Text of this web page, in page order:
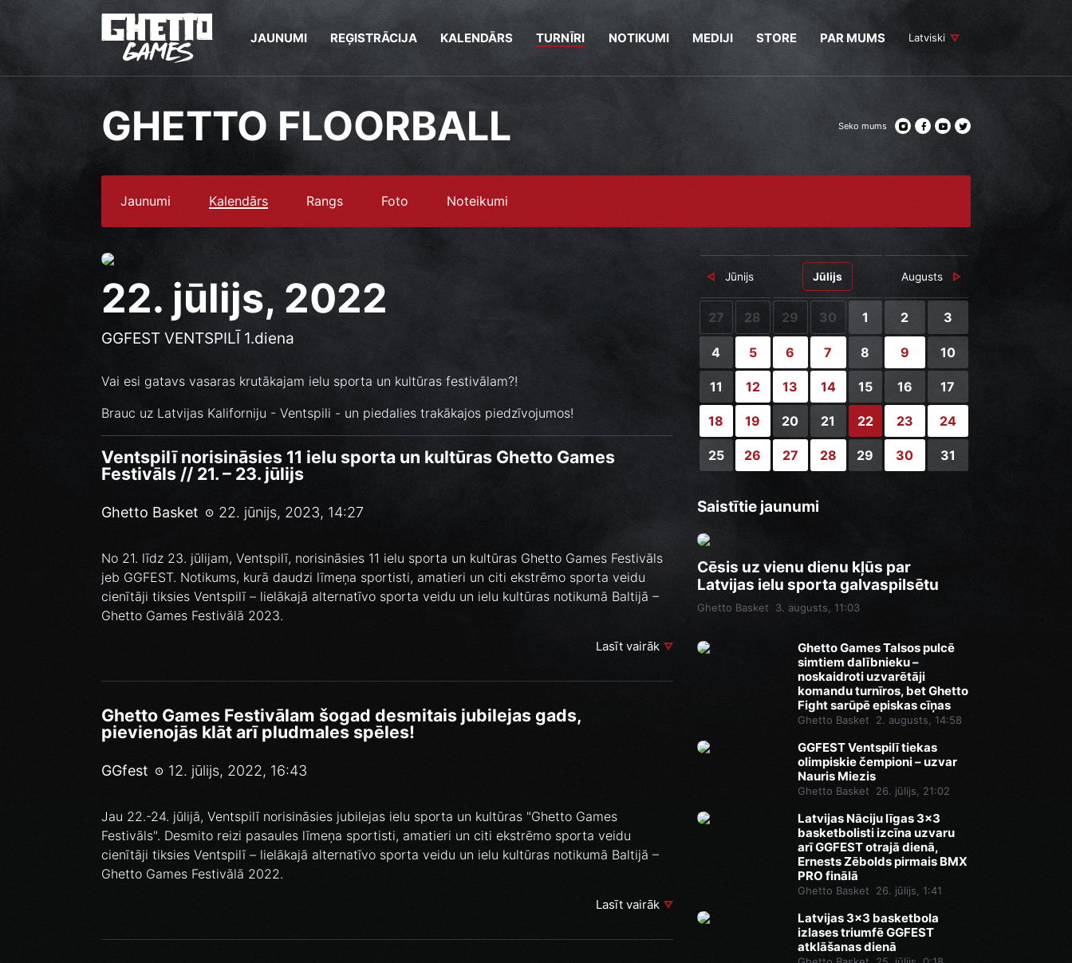
JAUNUMI REĢISTRĀCIJA KALENDĀRS TURNĪRI NOTIKUMI MEDIJI STORE PAR MUMS Latviski
GHETTO FLOORBALL Seko mums
Jaunumi Kalendārs Rangs Foto Noteikumi
22. jūlijs, 2022
GGFEST VENTSPILĪ 1.diena
Vai esi gatavs vasaras krutākajam ielu sporta un kultūras festivālam?!
Brauc uz Latvijas Kaliforniju - Ventspili - un piedalies trakākajos piedzīvojumos!
Ventspilī norisināsies 11 ielu sporta un kultūras Ghetto Games
Festivāls // 21. – 23. jūlijs
Ghetto Basket 22. jūnijs, 2023, 14:27
No 21. līdz 23. jūlijam, Ventspilī, norisināsies 11 ielu sporta un kultūras Ghetto Games Festivāls
jeb GGFEST. Notikums, kurā daudzi līmeņa sportisti, amatieri un citi ekstrēmo sporta veidu
cienītāji tiksies Ventspilī – lielākajā alternatīvo sporta veidu un ielu kultūras notikumā Baltijā –
Ghetto Games Festivālā 2023.
Lasīt vairāk
Ghetto Games Festivālam šogad desmitais jubilejas gads,
pievienojās klāt arī pludmales spēles!
GGfest 12. jūlijs, 2022, 16:43
Jau 22.-24. jūlijā, Ventspilī norisināsies jubilejas ielu sporta un kultūras "Ghetto Games
Festivāls". Desmito reizi pasaules līmeņa sportisti, amatieri un citi ekstrēmo sporta veidu
cienītāji tiksies Ventspilī – lielākajā alternatīvo sporta veidu un ielu kultūras notikumā Baltijā –
Ghetto Games Festivālā 2022.
Lasīt vairāk
Jūnijs Jūlijs Augusts
27 28 29 30 1 2 3
4 5 6 7 8 9 10
11 12 13 14 15 16 17
18 19 20 21 22 23 24
25 26 27 28 29 30 31
Saistītie jaunumi
Cēsis uz vienu dienu kļūs par
Latvijas ielu sporta galvaspilsētu
Ghetto Basket 3. augusts, 11:03
Ghetto Games Talsos pulcē
simtiem dalībnieku –
noskaidroti uzvarētāji
komandu turnīros, bet Ghetto
Fight sarūpē episkas cīņas
Ghetto Basket 2. augusts, 14:58
GGFEST Ventspilī tiekas
olimpiskie čempioni – uzvar
Nauris Miezis
Ghetto Basket 26. jūlijs, 21:02
Latvijas Nāciju līgas 3x3
basketbolisti izcīna uzvaru
arī GGFEST otrajā dienā,
Ernests Zēbolds pirmais BMX
PRO finālā
Ghetto Basket 26. jūlijs, 1:41
Latvijas 3x3 basketbola
izlases triumfē GGFEST
atklāšanas dienā